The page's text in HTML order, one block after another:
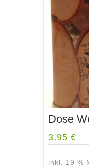
Dose
3,95 €
inkl. 19 %